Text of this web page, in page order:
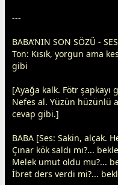
---
BABA’NIN SON SÖZÜ -
Ton: Kısık, yorgun ama
gibi
[Ayağa kalk. Fötr şapkayı
Nefes al. Yüzün hüzünlü
cevap gibi.]
BABA [Ses: Sakin, alçak.
Çınar kök saldı mı?...
Melek umut oldu mu?...
İbret ders verdi mi?...